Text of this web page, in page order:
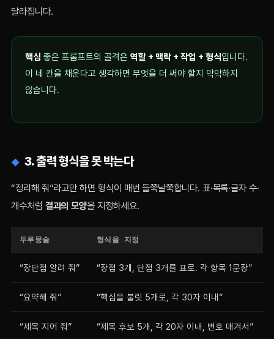
달라집니다.
핵심 좋은 프롬프트의 골격은 역할 + 맥락 + 작업 + 형식입니다.
이 네 칸을 채운다고 생각하면 무엇을 더 써야 할지 막막하지
않습니다.
3. 출력 형식을 못 박는다
“정리해 줘”라고만 하면 형식이 매번 들쭉날쭉합니다. 표·목록·글자 수·
개수처럼 결과의 모양을 지정하세요.
두루뭉술 형식을 지정
“장단점 알려 줘” “장점 3개, 단점 3개를 표로. 각 항목 1문장”
“요약해 줘” “핵심을 불릿 5개로, 각 30자 이내”
“제목 지어 줘” “제목 후보 5개, 각 20자 이내, 번호 매겨서”